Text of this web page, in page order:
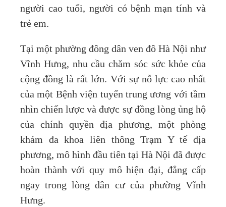
người cao tuổi, người có bệnh mạn tính và
trẻ em.
Tại một phường đông dân ven đô Hà Nội như
Vĩnh Hưng, nhu cầu chăm sóc sức khỏe của
cộng đồng là rất lớn. Với sự nỗ lực cao nhất
của một Bệnh viện tuyến trung ương với tầm
nhìn chiến lược và được sự đồng lòng ủng hộ
của chính quyền địa phương, một phòng
khám đa khoa liên thông Trạm Y tế địa
phương, mô hình đầu tiên tại Hà Nội đã được
hoàn thành với quy mô hiện đại, đẳng cấp
ngay trong lòng dân cư của phường Vĩnh
Hưng.